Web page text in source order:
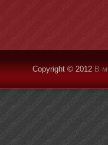
Copyright © 2012 В